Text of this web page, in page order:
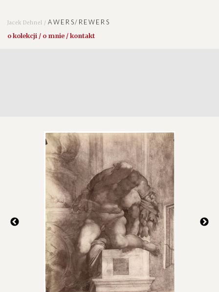
Jacek Dehnel /AWERS/REWERS
o kolekcji / o mnie / kontakt
w